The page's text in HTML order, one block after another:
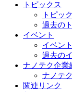
トピックス
トピッ
過去の
イベント
イベント
過去の
ナノテク企業
ナノテ
関連リンク